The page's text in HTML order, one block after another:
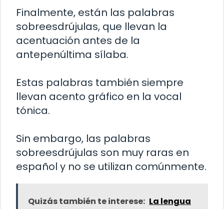
Finalmente, están las palabras
sobreesdrújulas, que llevan la
acentuación antes de la
antepenúltima sílaba.
Estas palabras también siempre
llevan acento gráfico en la vocal
tónica.
Sin embargo, las palabras
sobreesdrújulas son muy raras en
español y no se utilizan comúnmente.
Quizás también te interese: La lengua